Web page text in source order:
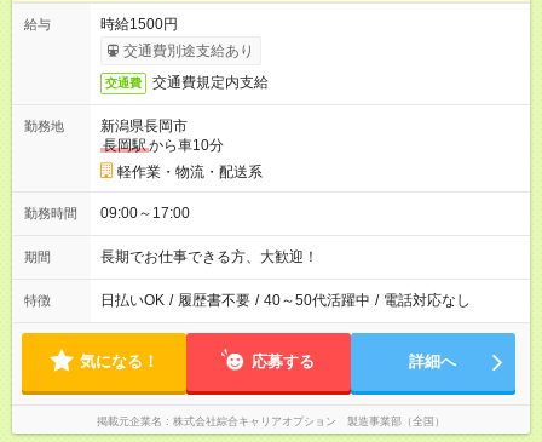
給与
時給1500円
交通費別途支給あり
交通費 交通費規定内支給
勤務地
新潟県長岡市
長岡駅から車10分
軽作業・物流・配送系
勤務時間 09:00～17:00
期間 長期でお仕事できる方、大歓迎！
特徴 日払いOK / 履歴書不要 / 40～50代活躍中 / 電話対応なし
気になる！ 応募する 詳細へ
掲載元企業名 株式会社綜合キャリアオプション 製造事業部（全国）